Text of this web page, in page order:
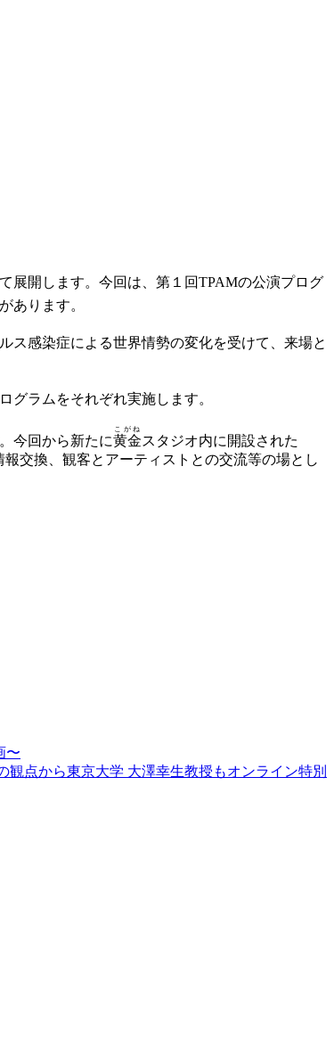
展開します。今回は、第１回TPAMの公演プログ
あります。
ス感染症による世界情勢の変化を受けて、来場と
グラムをそれぞれ実施します。
今回から新たに黄金
こがね
スタジオ内に開設された
交換、観客とアーティストとの交流等の場とし
〜
観点から東京大学 大澤幸生教授もオンライン特別